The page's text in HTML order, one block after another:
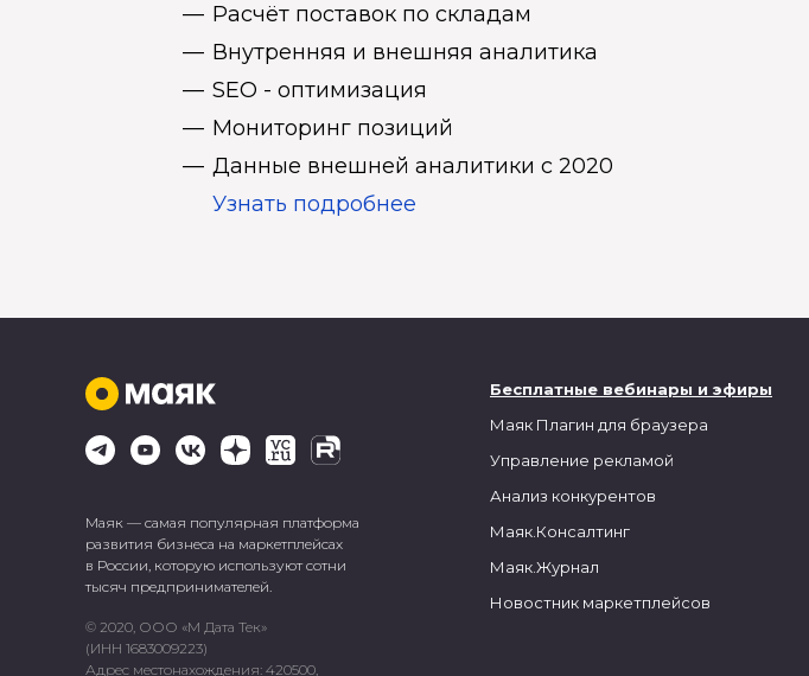
Расчёт поставок по складам
Внутренняя и внешняя аналитика
SEO - оптимизация
Мониторинг позиций
Данные внешней аналитики с 2020
Узнать подробнее
Маяк — самая популярная платформа
развития бизнеса на маркетплейсах
в России, которую используют сотни
тысяч предпринимателей.
© 2020, ООО «М Дата Тек»
(ИНН 1683009223)
Адрес местонахождения: 420500,
Бесплатные вебинары и эфиры
Маяк Плагин для браузера
Управление рекламой
Анализ конкурентов
Маяк.Консалтинг
Маяк.Журнал
Новостник маркетплейсов